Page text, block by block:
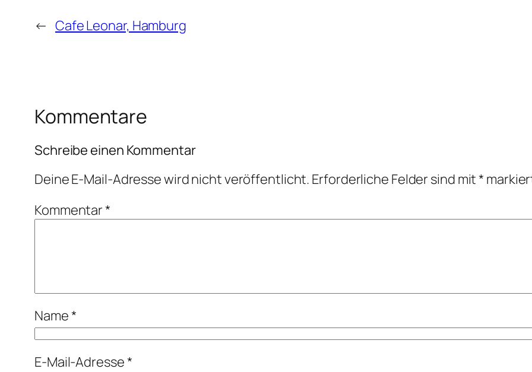
← Cafe Leonar, Hamburg
Kommentare
Schreibe einen Kommentar
Deine E-Mail-Adresse wird nicht veröffentlicht. Erforderliche Felder sind mit*
Kommentar*
Name*
E-Mail-Adresse*